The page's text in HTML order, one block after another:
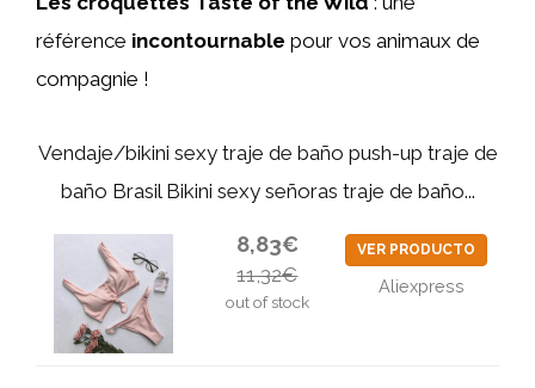
référence incontournable pour vos animaux de
compagnie !
Vendaje/bikini sexy traje de baño push-up traje de
baño Brasil Bikini sexy señoras traje de baño...
8,83€
11,32€
out of stock
VER PRODUCTO
Aliexpress